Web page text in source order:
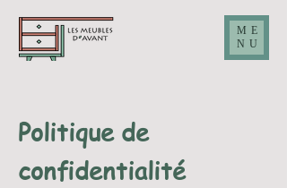
ME
NU
Politique de
confidentialité